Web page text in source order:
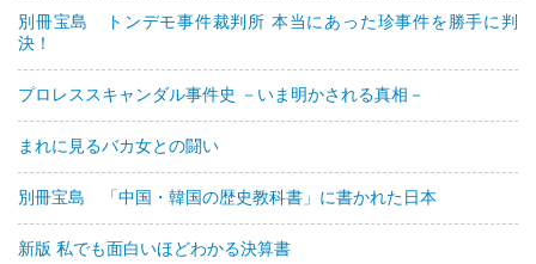
別冊宝島 トンデモ事件裁判所 本当にあった珍事件を勝手に判
決！
プロレススキャンダル事件史 －いま明かされる真相－
まれに見るバカ女との闘い
別冊宝島 「中国・韓国の歴史教科書」に書かれた日本
新版 私でも面白いほどわかる決算書